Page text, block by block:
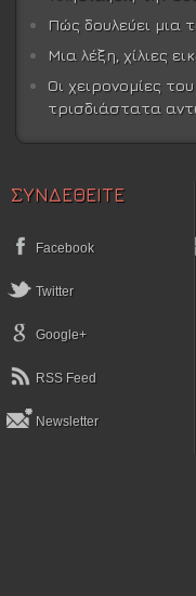
Πώς δουλεύει μια
Μια λέξη, χίλιες
Οι χειρονομίες
τρισδιάστατα
ΣΥΝΔΕΘΕΙΤΕ
Facebook
Twitter
Google+
RSS Feed
Newsletter